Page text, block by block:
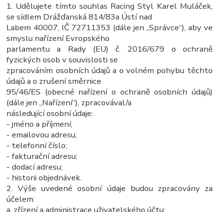
1. Udělujete tímto souhlas Racing Styl Karel Muláček,
se sídlem Drážďanská 814/83a Ústí nad
Labem 40007, IČ 72711353 (dále jen „Správce“), aby ve
smyslu nařízení Evropského
parlamentu a Rady (EU) č. 2016/679 o ochraně
fyzických osob v souvislosti se
zpracováním osobních údajů a o volném pohybu těchto
údajů a o zrušení směrnice
95/46/ES (obecné nařízení o ochraně osobních údajů)
(dále jen „Nařízení“), zpracovával/a
následující osobní údaje:
- jméno a příjmení;
- emailovou adresu;
- telefonní číslo;
- fakturační adresu;
- dodací adresu;
- historii objednávek.
2. Výše uvedené osobní údaje budou zpracovány za
účelem: